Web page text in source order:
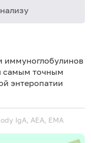
иммуноглобулинов
самым точным
энтеропатии
IgA, AЕA, EMA